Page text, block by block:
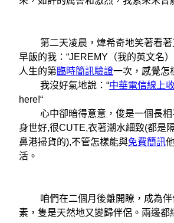
第二天凌晨，煒希奇地笑著看著
早飯的我：“JEREMY（我的英文名
人生的第臨時簡訊驗證一次，感覺怎
我沒好氣地說：“中華電信線上
here!“
心中卻暗得意意，俊是一個長相
身世好,很CUTE,衣著潮水細致(都是
鼻港掃貨的),不管怎樣能與免費簡訊
活。
咱們在二個月後離開瞭，成為伴
素，隻是天然地又變歸伴侶。兩邊都